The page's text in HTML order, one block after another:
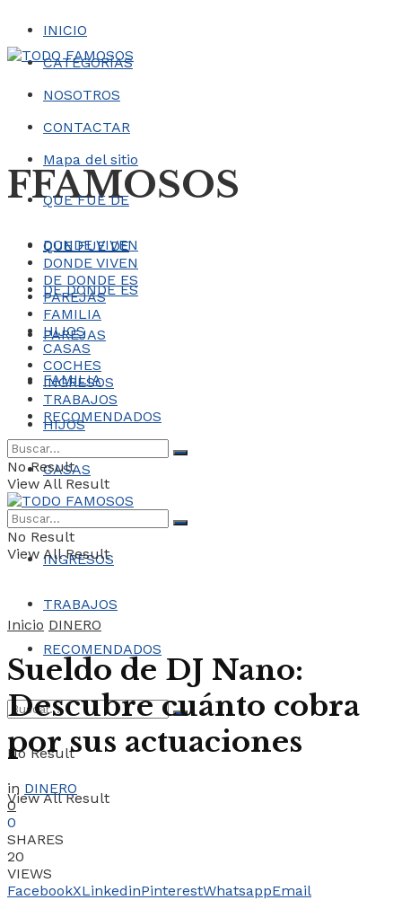
INICIO
CATEGORÍAS
NOSOTROS
CONTACTAR
Mapa del sitio
FFAMOSOS
QUE FUE DE
DONDE VIVEN
DE DONDE ES
PAREJAS
FAMILIA
HIJOS
CASAS
COCHES
INGRESOS
TRABAJOS
RECOMENDADOS
No Result
View All Result
QUE FUE DE
DONDE VIVEN
DE DONDE ES
PAREJAS
FAMILIA
HIJOS
CASAS
COCHES
INGRESOS
TRABAJOS
RECOMENDADOS
No Result
View All Result
No Result
View All Result
Inicio DINERO
Sueldo de DJ Nano:
Descubre cuánto cobra
por sus actuaciones
in DINERO
0
0
SHARES
20
VIEWS
FacebookXLinkedinPinterestWhatsappEmail